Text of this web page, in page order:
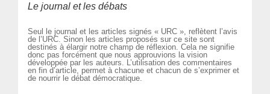
Le journal et les débats
Seul le journal et les articles signés « URC », reflètent l’avis
de l’URC. Sinon les articles proposés sur ce site sont
destinés à élargir notre champ de réflexion. Cela ne signifie
donc pas forcément que nous approuvions la vision
développée par les auteurs. L’utilisation des commentaires
en fin d’article, permet à chacune et chacun de s’exprimer et
de nourrir le débat démocratique.